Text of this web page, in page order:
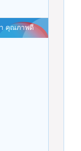
า คุณภาพดี